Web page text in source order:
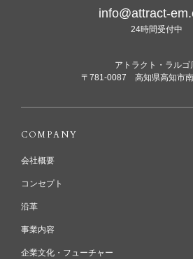
info@attract-
24時間受付中
アトラクト・ラルゴ
〒781-0087 高知県高知市
COMPANY
会社概要
コンセプト
沿革
事業内容
企業文化・フューチャー